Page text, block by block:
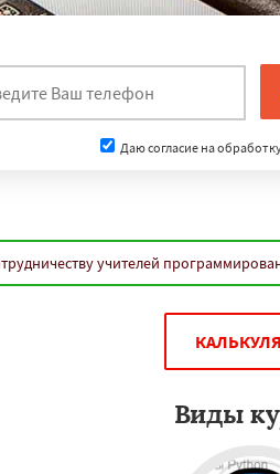
Даю согласие на
учителей
Виды